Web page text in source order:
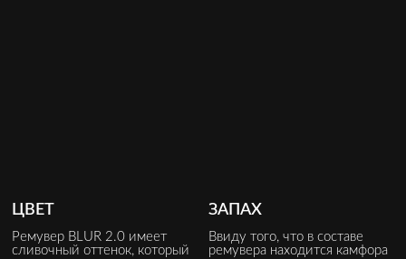
ЦВЕТ
Ремувер BLUR 2.0 имеет
сливочный оттенок, который
ЗАПАХ
Ввиду того, что в составе
ремувера находится камфора